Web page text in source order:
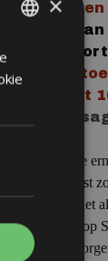
met
de taxi van
Airport
bedraagt
7
streven we
naar Oegstgeest
Hoewel we niet
de situatie op
ervoor te
ENGLISH